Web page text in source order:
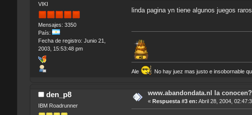
VIKI
Mensajes: 3350
País:
Fecha de registro: Junio 21,
2003, 15:53:48 pm
linda pagina yn tiene algunos juegos
Ale No hay juez mas justo e insobornable
den_p8
IBM Roadrunner
www.abandondata.nl la conocen?
« Respuesta #3 en: Abril 28, 2004,